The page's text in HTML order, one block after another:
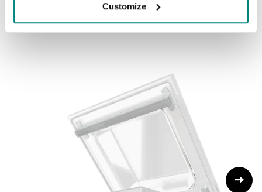
Customize
was de laatste aflevering van 2019, maar misschien